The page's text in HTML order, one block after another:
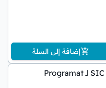
إضافة إلى السلة